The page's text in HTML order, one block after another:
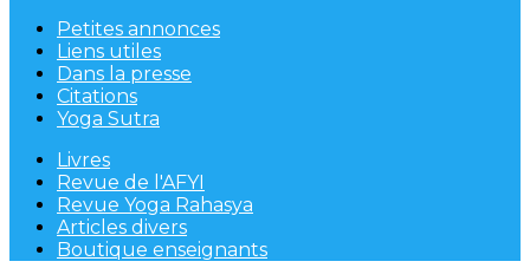
Petites annonces
Liens utiles
Dans la presse
Citations
Yoga Sutra
Livres
Revue de l'AFYI
Revue Yoga Rahasya
Articles divers
Boutique enseignants